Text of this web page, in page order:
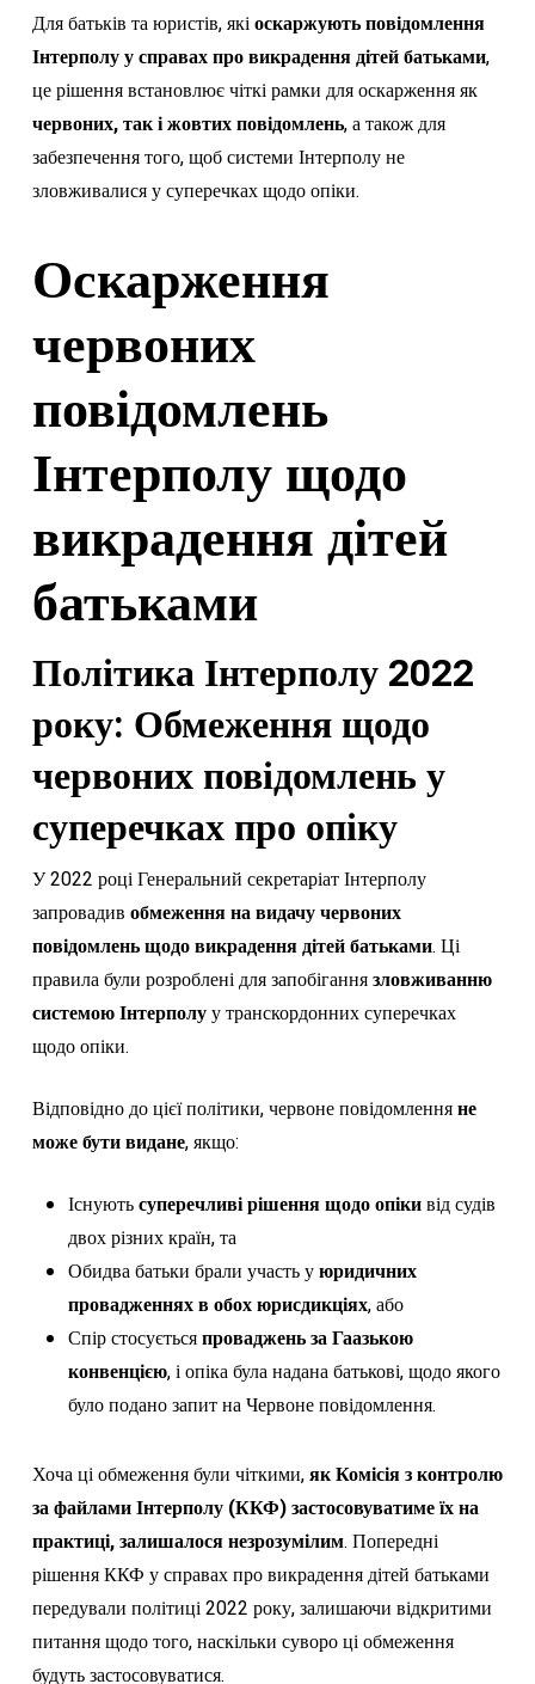
Для батьків та юристів, якіоскаржують повідомлення
Інтерполу у справах про викрадення дітей батьками,
це рішення встановлює чіткі рамки для оскарження як
червоних, так і жовтих повідомлень, а також для
забезпечення того, щоб системи Інтерполу не
зловживалися у суперечках щодо опіки.
Оскарження
червоних
повідомлень
Інтерполу щодо
викрадення дітей
батьками
Політика Інтерполу 2022
року: Обмеження щодо
червоних повідомлень у
суперечках про опіку
У 2022 році Генеральний секретаріат Інтерполу
запровадив обмеження на видачу червоних
повідомлень щодо викрадення дітей батьками. Ці
правила були розроблені для запобіганнязловживанню
системою Інтерполуу транскордонних суперечках
щодо опіки.
Відповідно до цієї політики, червоне повідомленняне
може бути видане, якщо:
Існуютьсуперечливі рішення щодо опікивід судів
двох різних країн, та
Обидва батьки брали участь уюридичних
провадженнях в обох юрисдикціях, або
Спір стосуєтьсяпроваджень за Гаазькою
конвенцією, і опіка була надана батькові, щодо якого
було подано запит на Червоне повідомлення.
Хоча ці обмеження були чіткими,як Комісія з контролю
за файлами Інтерполу (ККФ) застосовуватиме їх на
практиці, залишалося незрозумілим. Попередні
рішення ККФ у справах про викрадення дітей батьками
передували політиці 2022 року, залишаючи відкритими
питання щодо того, наскільки суворо ці обмеження
будуть застосовуватися.